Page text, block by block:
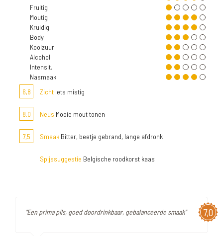
Fruitig
Moutig
Kruidig
Body
Koolzuur
Alcohol
Intensit.
Nasmaak
6,8
Zicht Iets mistig
8,0 Neus Mooie mout tonen
7,5 Smaak Bitter, beetje gebrand, lange afdronk
Spijssuggestie Belgische roodkorst kaas
7,0
"Een prima pils, goed doordrinkbaar, gebalanceerde smaak"